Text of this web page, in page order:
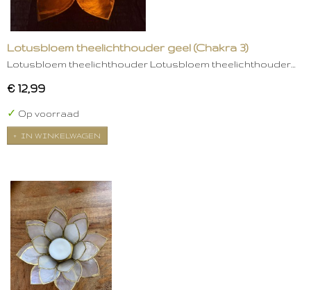
Lotusbloem theelichthouder geel (Chakra 3)
Lotusbloem theelichthouder Lotusbloem theelichthouder…
€ 12,99
✓ Op voorraad
IN WINKELWAGEN